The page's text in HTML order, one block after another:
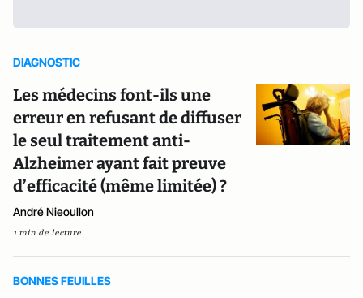
DIAGNOSTIC
Les médecins font-ils une
erreur en refusant de diffuser
le seul traitement anti-
Alzheimer ayant fait preuve
d’efficacité (même limitée) ?
André Nieoullon
1 min de lecture
BONNES FEUILLES